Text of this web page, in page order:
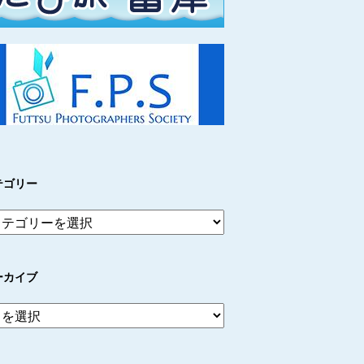
ゴリー
カイブ